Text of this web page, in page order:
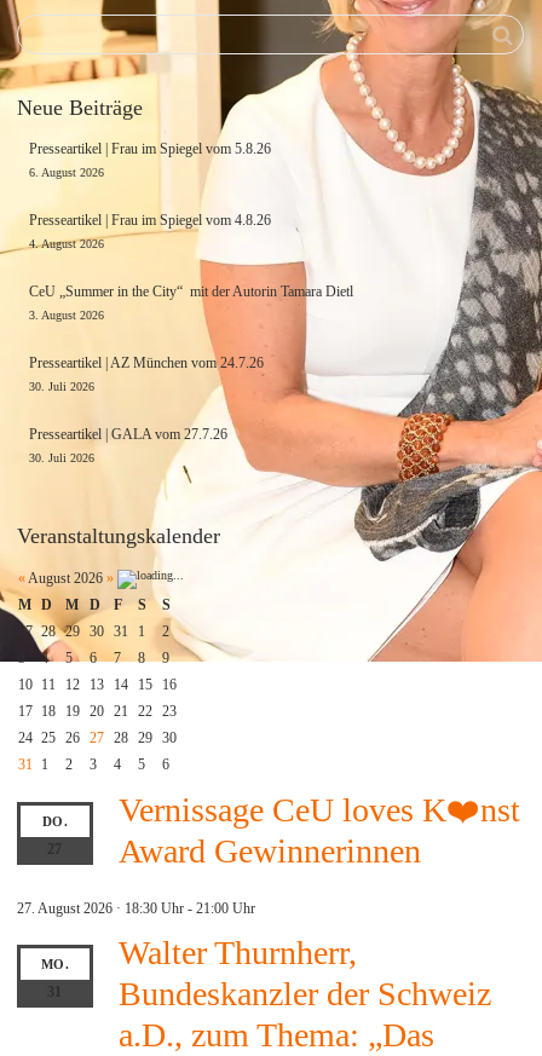
Neue Beiträge
Presseartikel | Frau im Spiegel vom 5.8.26
6. August 2026
Presseartikel | Frau im Spiegel vom 4.8.26
4. August 2026
CeU „Summer in the City“ mit der Autorin Tamara Dietl
3. August 2026
Presseartikel | AZ München vom 24.7.26
30. Juli 2026
Presseartikel | GALA vom 27.7.26
30. Juli 2026
Veranstaltungskalender
«August 2026 »
M D M D F S
S
27 28 29 30 31 1
2
3
4 5 6 7 8
9
10 11 12 13 14 15
16
17 18 19 20 21 22 23
24 25 26 27 28 29 30
31 1 2 3 4 5 6
DO.
27
Vernissage CeU loves K❤️nst
Award Gewinnerinnen
27. August 2026 · 18:30 Uhr - 21:00 Uhr
MO.
Walter Thurnherr,
Bundeskanzler der Schweiz
a.D., zum Thema: „Das